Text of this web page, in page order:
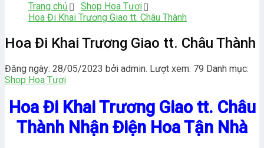
Trang chủ
Shop Hoa Tươi
Hoa Đi Khai Trương Giao tt. Châu Thành
Hoa Đi Khai Trương Giao tt. Châu Thành
Đăng ngày: 28/05/2023 bởi admin. Lượt xem: 79 Danh mục:
Shop Hoa Tươi
Hoa Đi Khai Trương Giao tt. Châu
Thành Nhận Điện Hoa Tận Nhà